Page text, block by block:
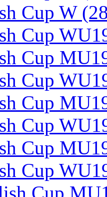
Cup W
Cup
Cup
Cup
Cup
Cup
Cup
Cup
Cup